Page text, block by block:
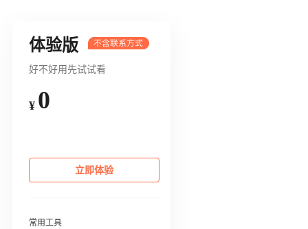
体验版
好不好用先试试看
¥ 0
立即体验
常用工具